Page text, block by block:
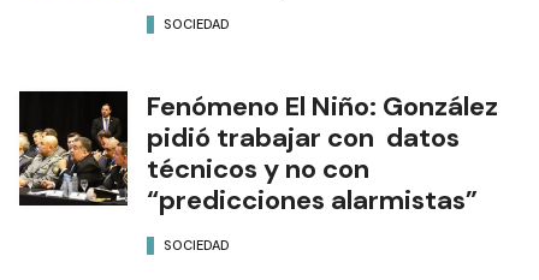
SOCIEDAD
Fenómeno El Niño: González
pidió trabajar con datos
técnicos y no con
“predicciones alarmistas”
SOCIEDAD